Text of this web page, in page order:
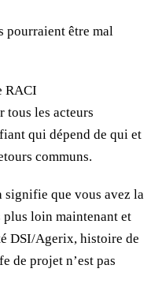
pourraient être mal
RACI
les acteurs
qui dépend de qui et
communs.
signifie que vous avez la
plus loin maintenant et
DSI/Agerix, histoire de
de projet n’est pas